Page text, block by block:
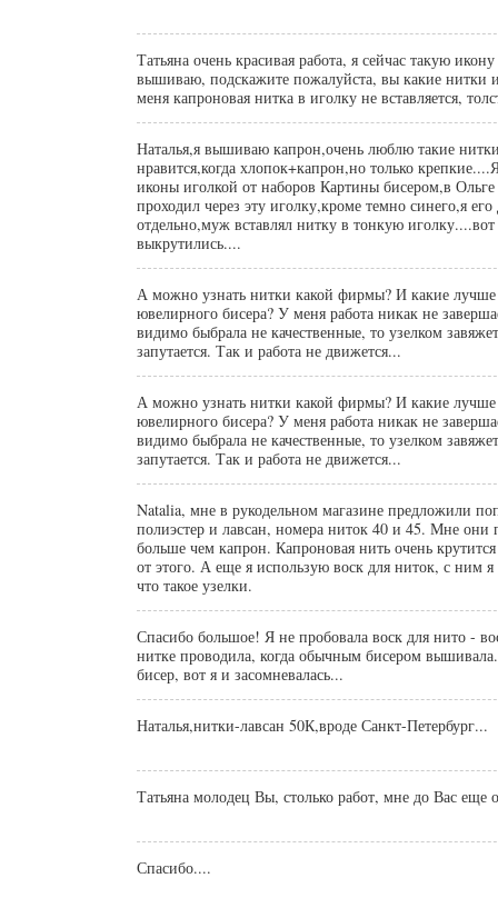
Татьяна очень красивая работа, я сейчас такую
вышиваю, подскажите пожалуйста, вы какие нитки
меня капроновая нитка в иголку не вставляется,
Наталья,я вышиваю капрон,очень люблю такие
нравится,когда хлопок+капрон,но только
иконы иголкой от наборов Картины бисером,в Ольге
проходил через эту иголку,кроме темно синего,я
отдельно,муж вставлял нитку в тонкую иголку....вот
выкрутились....
А можно узнать нитки какой фирмы? И какие лучше
ювелирного бисера? У меня работа никак не
видимо быбрала не качественные, то узелком
запутается. Так и работа не движется...
А можно узнать нитки какой фирмы? И какие лучше
ювелирного бисера? У меня работа никак не
видимо быбрала не качественные, то узелком
запутается. Так и работа не движется...
Natalia, мне в рукодельном магазине предложили
полиэстер и лавсан, номера ниток 40 и 45. Мне они
больше чем капрон. Капроновая нить очень
от этого. А еще я использую воск для ниток, с ним
что такое узелки.
Спасибо большое! Я не пробовала воск для нито -
нитке проводила, когда обычным бисером
бисер, вот я и засомневалась...
Наталья,нитки-лавсан 50К,вроде Санкт-Петербург...
Татьяна молодец Вы, столько работ, мне до Вас еще
Спасибо....